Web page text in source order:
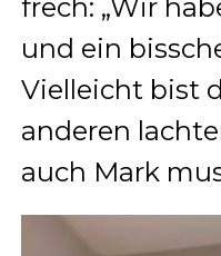
frech: „Wir
und ein
Vielleicht bist
anderen
auch Mark